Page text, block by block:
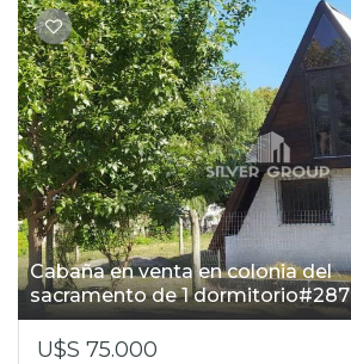
Cabaña en venta en colonia del
sacramento de 1 dormitorio#287
U$S 75.000